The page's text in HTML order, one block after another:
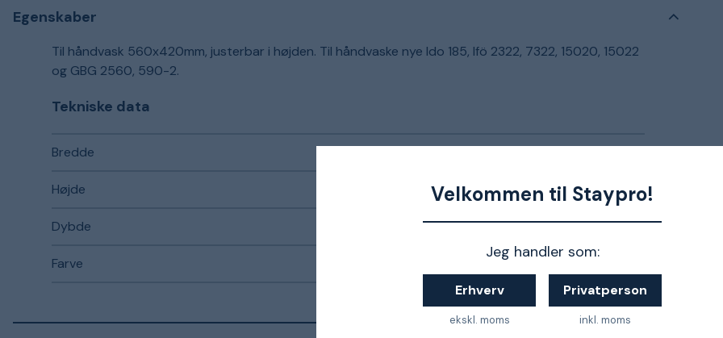
Velkommen til Staypro!
Jeg handler som:
Erhverv
ekskl. moms
Privatperson
inkl. moms
Egenskaber
Til håndvask 560x420mm, justerbar i højden. Til håndvaske nye Ido 185, Ifö 2322, 7322, 15020, 15022
og GBG 2560, 590-2.
Tekniske data
Bredde
Højde 86 mm
Dybde 180 mm
Farve